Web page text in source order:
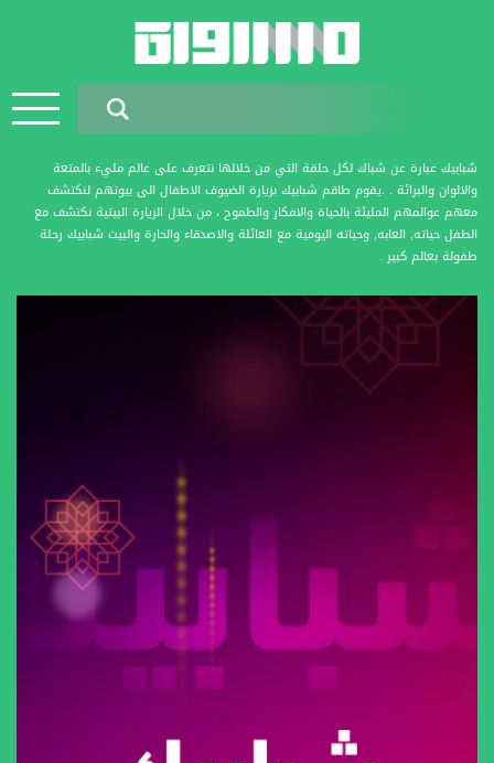
شبابيك عبارة عن شباك لكل حلقة التي من خلالها نتعرف على عالم مليء بالمتعة
والالوان والبرائة . .يقوم طاقم شبابيك بزيارة الضيوف الاطفال الى بيوتهم لنكتشف
معهم عوالمهم المليئة بالحياة والافكار والطموح ، من خلال الزيارة البيتية نكتشف مع
الطفل حياته, العابه, وحياته اليومية مع العائلة والاصدقاء والحارة والبيت شبابيك رحلة
طفولة بعالم كبير .